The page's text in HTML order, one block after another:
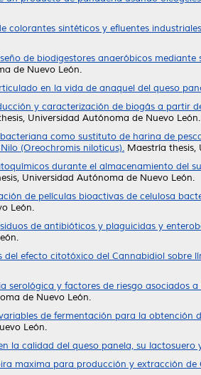
colorantes sintéticos y efluentes
de biodigestores anaeróbicos
de Nuevo León.
en la vida de anaquel del queso
y caracterización de biogás a partir
Universidad Autónoma de Nuevo León.
como sustituto de harina de
(Oreochromis niloticus). Maestría thesis,
durante el almacenamiento del
Universidad Autónoma de Nuevo León.
de películas bioactivas de celulosa
León.
de antibióticos y plaguicidas y
del efecto citotóxico del Cannabidiol sobre
serológica y factores de riesgo asociados
de Nuevo León.
de fermentación para la
León.
la calidad del queso panela, su lactosuero
maxima para producción y extracción